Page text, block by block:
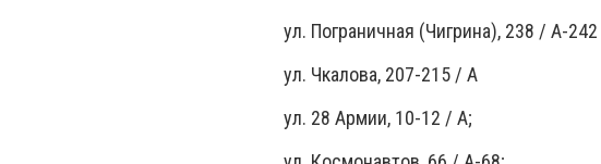
ул. Пограничная (Чигрина), 238 / А-
ул. Чкалова, 207-215 / А
ул. 28 Армии, 10-12 / А;